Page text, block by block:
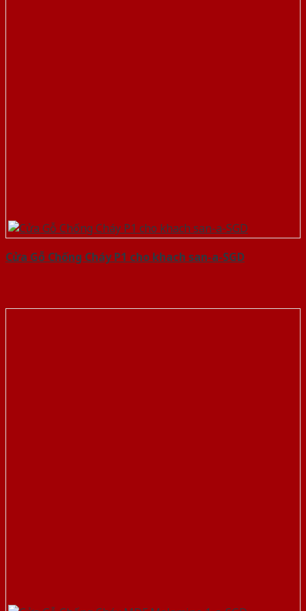
Cửa Gỗ Chống Cháy P1 cho khach san-a-SGD